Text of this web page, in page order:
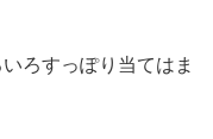
ろすっぽり当てはま